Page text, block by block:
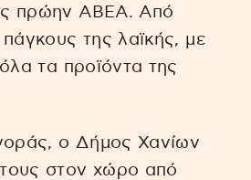
πρώην ΑΒΕΑ. Από
της λαϊκής, με
τα προϊόντα της
ο Δήμος Χανίων
στον χώρο από